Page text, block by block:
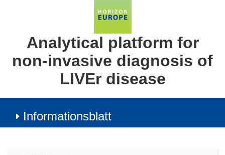
Analytical platform for
non-invasive diagnosis of
LIVEr disease
Informationsblatt